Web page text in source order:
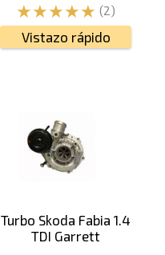
(2)
Vistazo rápido
Turbo Skoda Fabia 1.4
TDI Garrett